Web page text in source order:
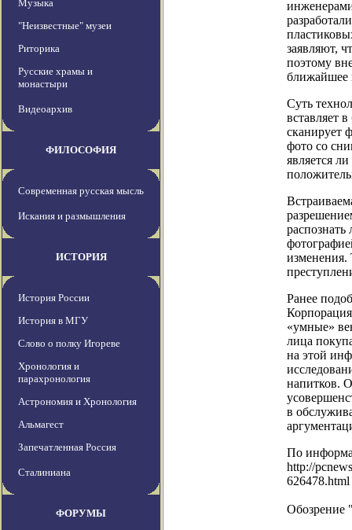
Музыка
"Неизвестные" музеи
Риторика
Русские храмы и
монастыри
Видеоархив
ФИЛОСОФИЯ
Современная русская мысль
Искания и размышления
ИСТОРИЯ
История России
История в МГУ
Слово о полку Игореве
Хронология и
парахронология
Астрономия и Хронология
Альмагест
Запечатленная Россия
Сталиниана
ФОРУМЫ
заявляют,
поэтому
ближайшее
Суть
вставляет
сканирует
фото со
является
распознать
изменения.
Ранее
«умные»
лица
на этой
напитков.
в
По
http://
626478.html
Обозрение